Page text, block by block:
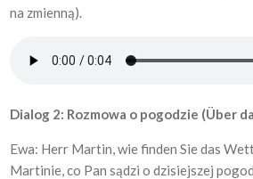
na zmienną).
Dialog 2: Rozmowa o pogodzie (Über
Ewa: Herr Martin, wie finden Sie das
Martinie, co Pan sądzi o dzisiejszej